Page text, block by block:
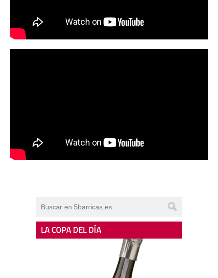
LA COPA DEL DÍA